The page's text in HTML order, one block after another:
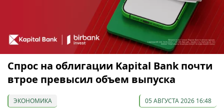
Спрос на облигации Kapital Bank почти
втрое превысил объем выпуска
ЭКОНОМИКА 05 АВГУСТА 2026 16:48